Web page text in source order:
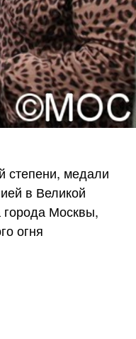
степени, медали
в Великой
города Москвы,
огня